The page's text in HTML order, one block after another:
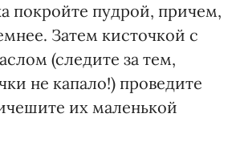
покройте пудрой, причем,
Затем кисточкой с
(следите за тем,
не капало!) проведите
их маленькой